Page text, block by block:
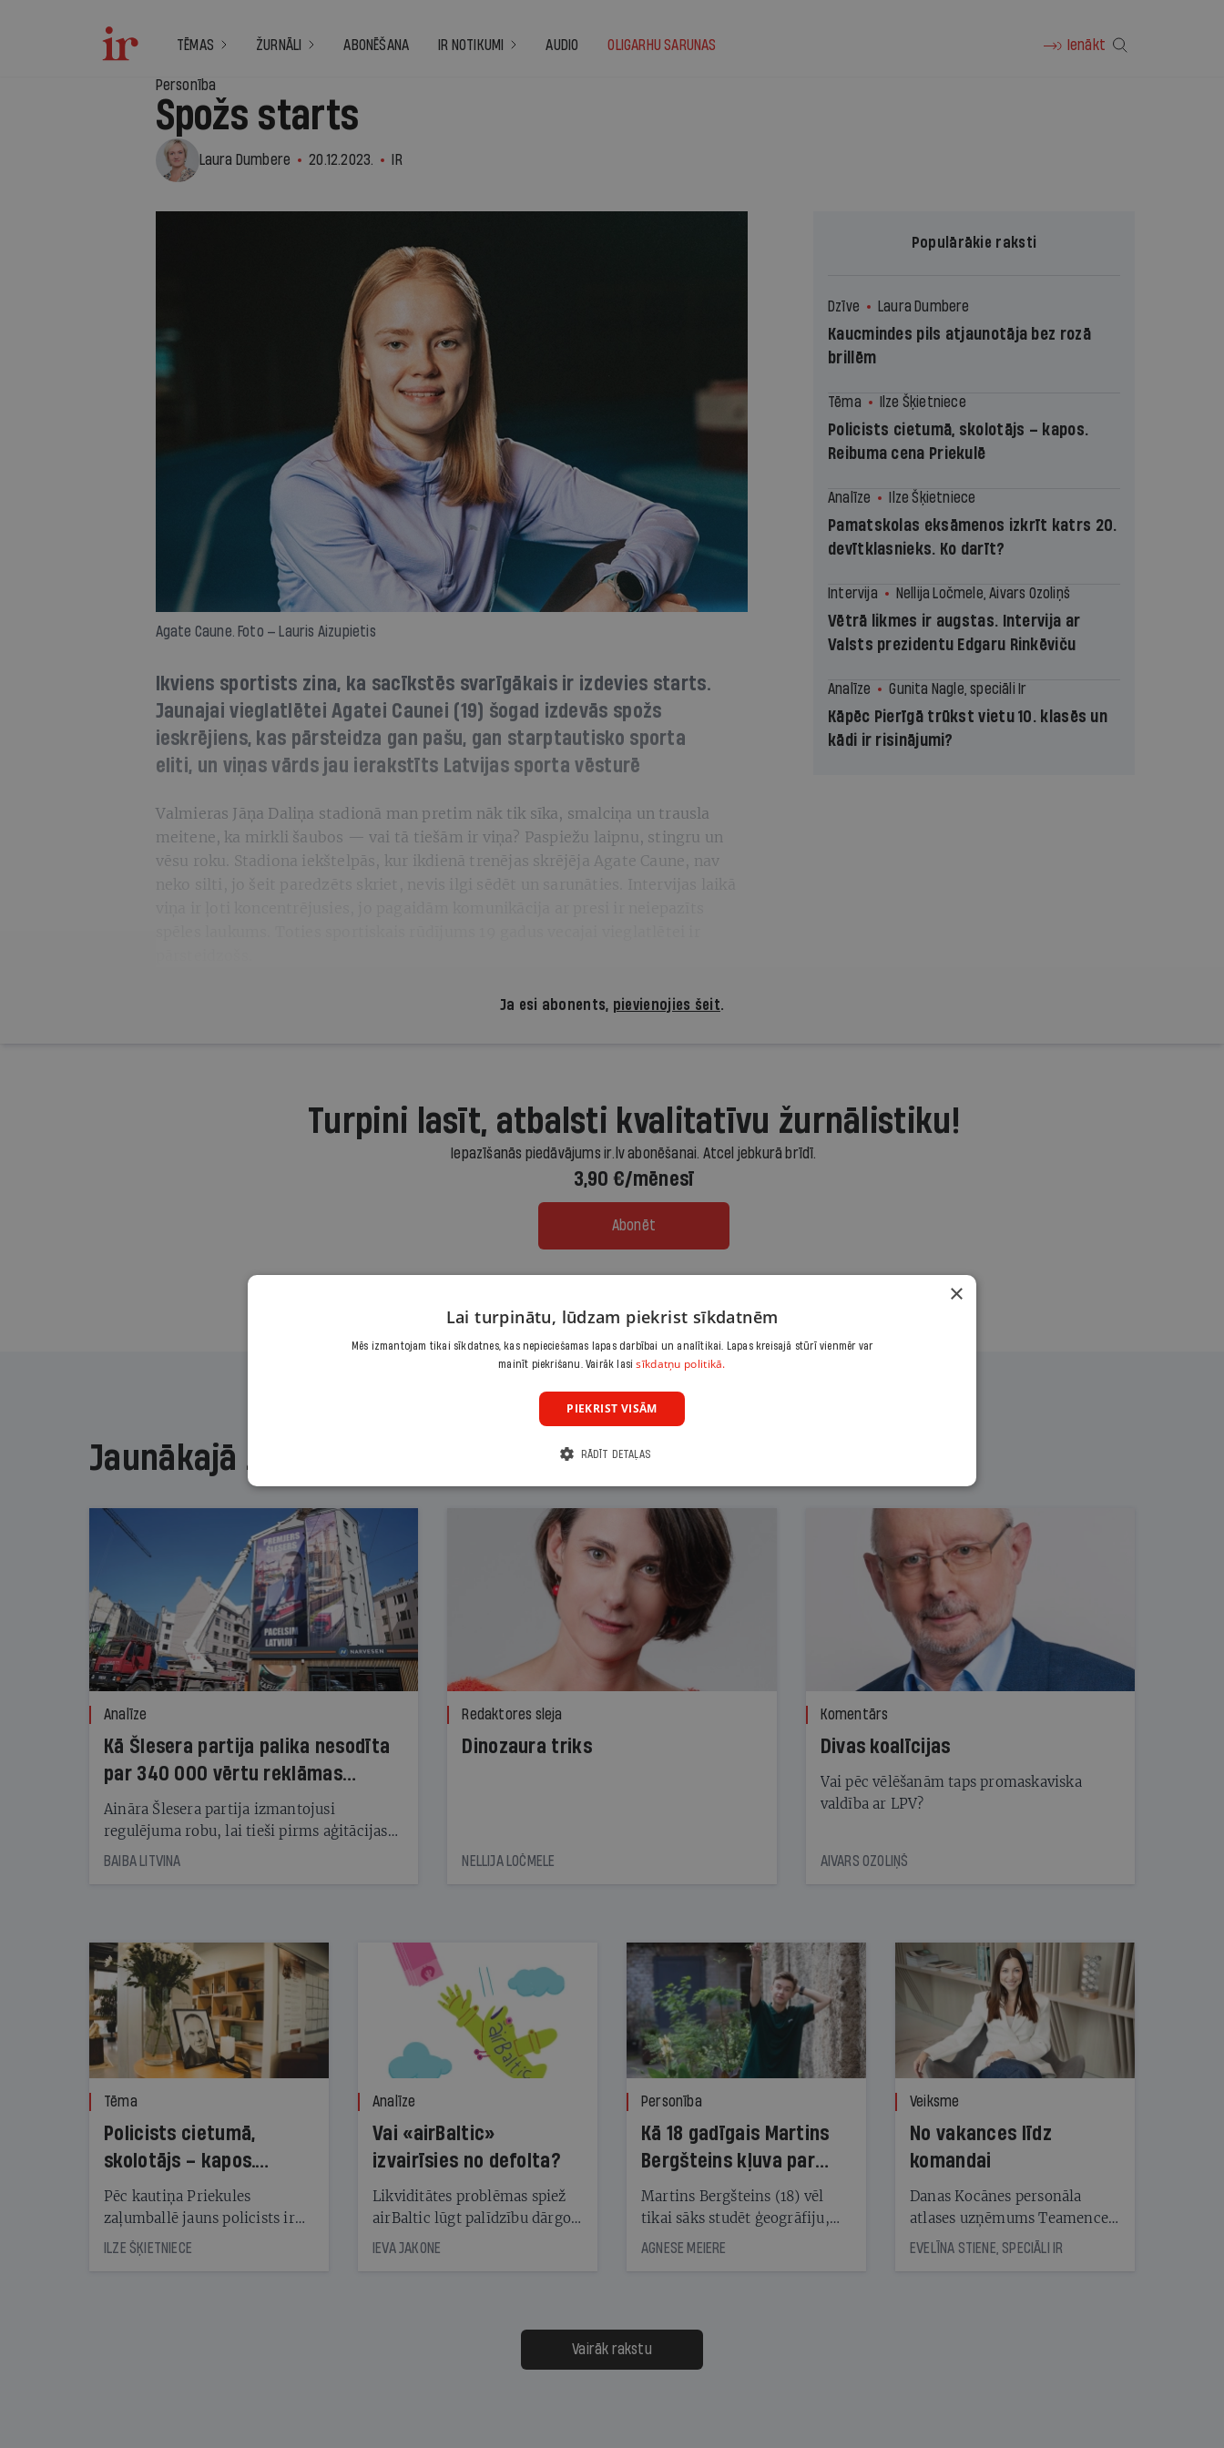
TĒMAS ŽURNĀLI ABONĒŠANA IR NOTIKUMI AUDIO OLIGARHU SARUNAS Ienākt
Personība
Spožs starts
Laura Dumbere 20.12.2023. IR
Agate Caune. Foto — Lauris Aizupietis
Ikviens sportists zina, ka sacīkstēs svarīgākais ir izdevies starts.
Jaunajai vieglatlētei Agatei Caunei (19) šogad izdevās spožs
ieskrējiens, kas pārsteidza gan pašu, gan starptautisko sporta
eliti, un viņas vārds jau ierakstīts Latvijas sporta vēsturē
Valmieras Jāņa Daliņa stadionā man pretim nāk tik sīka, smalciņa un trausla
meitene, ka mirkli šaubos — vai tā tiešām ir viņa? Paspiežu laipnu, stingru un
vēsu roku. Stadiona iekštelpās, kur ikdienā trenējas skrējēja Agate Caune, nav
neko silti, jo šeit paredzēts skriet, nevis ilgi sēdēt un sarunāties. Intervijas laikā
Populārākie raksti
Dzīve Laura Dumbere
Kaucmindes pils atjaunotāja bez rozā
brillēm
Tēma Ilze Šķietniece
Policists cietumā, skolotājs – kapos.
Reibuma cena Priekulē
Analīze Ilze Šķietniece
Pamatskolas eksāmenos izkrīt katrs 20.
devītklasnieks. Ko darīt?
Intervija Nellija Ločmele, Aivars Ozoliņš
Vētrā likmes ir augstas. Intervija ar
Valsts prezidentu Edgaru Rinkēviču
Analīze Gunita Nagle, speciāli Ir
Kāpēc Pierīgā trūkst vietu 10. klasēs un
kādi ir risinājumi?
Ja esi abonents, pievienojies šeit.
Turpini lasīt, atbalsti kvalitatīvu žurnālistiku!
Iepazīšanās piedāvājums ir.lv abonēšanai. Atcel jebkurā brīdī.
3,90 €/mēnesī
Abonēt
Jaunākajā žurnālā
Analīze
Kā Šlesera partija palika nesodīta
par 340 000 vērtu reklāmas
kampaņu
Aināra Šlesera partija izmantojusi
regulējuma robu, lai tieši pirms aģitācijas
starta izreklamētos par summu, kas
BAIBA LITVINA
Redaktores sleja
Dinozaura triks
NELLIJA LOČMELE
Komentārs
Divas koalīcijas
Vai pēc vēlēšanām taps promaskaviska
valdība ar LPV?
AIVARS OZOLIŅŠ
Tēma
Policists cietumā,
skolotājs – kapos.
Reibuma cena Priekulē
Pēc kautiņa Priekules
zaļumballē jauns policists ir
nonācis cietumā, bet
cienījams pedagogs — kapos.
ILZE ŠĶIETNIECE
Analīze
Vai «airBaltic»
izvairīsies no defolta?
Likviditātes problēmas spiež
airBaltic lūgt palīdzību dārgo
obligāciju turētājiem, taču
samaksāt augstos procentus,
kas jāpārskaita jau trīs dienas
pirms nākamās sapulces
IEVA JAKONE
Personība
Kā 18 gadīgais Martins
Bergšteins kļuva par
laika ziņu seju?
Martins Bergšteins (18) vēl
tikai sāks studēt ģeogrāfiju,
bet viņa sacītajam jau uzticas
uzcītīga darba, mammas
atbalsts un drosme turpināt
meteovērojumus arī tad, kad
AGNESE MEIERE
Veiksme
No vakances līdz
komandai
Danas Kocānes personāla
atlases uzņēmums Teamence
savieno īstos uzņēmumus ar
EVELĪNA STIENE, SPECIĀLI IR
Vairāk rakstu
×
Lai turpinātu, lūdzam piekrist sīkdatnēm
Mēs izmantojam tikai sīkdatnes, kas nepieciešamas lapas darbībai un analītikai. Lapas kreisajā stūrī vienmēr var
mainīt piekrišanu. Vairāk lasisīkdatņu politikā.
PIEKRIST VISĀM
RĀDĪT DETAĻAS